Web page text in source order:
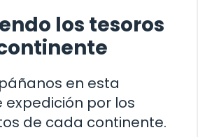
los tesoros
en esta
por los
de cada continente.